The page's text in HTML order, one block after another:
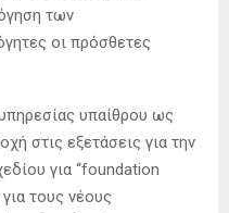
των
οι πρόσθετες
υπαίθρου ως
στις εξετάσεις για την
για “foundation
τους νέους